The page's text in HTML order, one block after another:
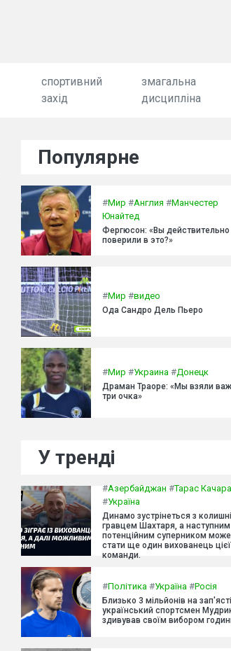
спортивний
захід
змагальна
дисципліна
Популярне
#Мир #Англия #Манчестер
Юнайтед
Фергюсон: «Вы действительно
поверили в это?»
#Мир #видео
Ода Сандро Дель Пьеро
#Мир #Украина #Донецк
Драман Траоре: «Мы взяли
три очка»
У тренді
#Азербайджан #Тарас
#Україна
Динамо зустрінеться з
гравцем Шахтаря, а наступним
потенційним суперником може
стати ще один вихованець цієї
команди.
#Політика #Україна #Росія
Близько 3 мільйонів на
український спортсмен
здивував своїм вибором